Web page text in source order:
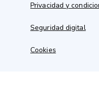
Privacidad y
Seguridad digital
Cookies